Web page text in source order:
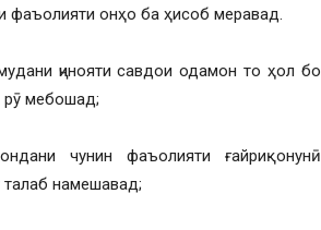
фаъолияти онҳо ба ҳисоб меравад.
ҷинояти савдои одамон то ҳол бо
рӯ мебошад;
чунин фаъолияти ғайриқонунӣ
талаб намешавад;